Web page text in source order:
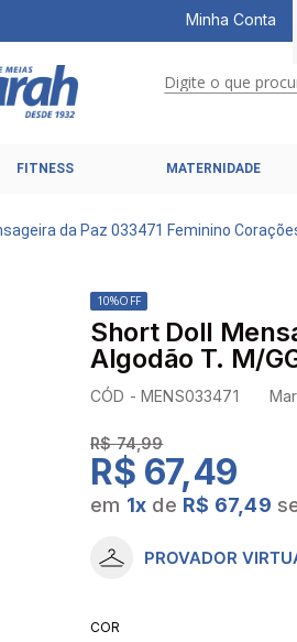
Minha Conta
Digite o que
FITNESS MATERNIDADE
da Paz 033471 Feminino
10%OFF
Short Doll
Algodão T. M/
CÓD -MENS033471
R$ 74,99
R$ 67,49
em 1x de R$ 67,49
PROVADOR
COR
1 º
calcinhas
5º
sutiã liz
6
sutias
7º
sutiã plus
9 º
pijama